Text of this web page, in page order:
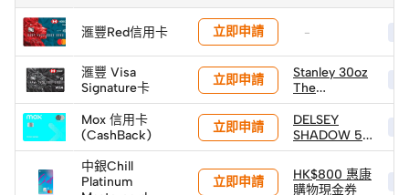
滙豐Red信用卡 立即申請 -
滙豐 Visa
Signature卡
立即申請
Stanley 30oz
The
Quencher
H2.0
Flowstate™
吸管杯 (價值
HK$315)
Mox 信用卡
(CashBack)
立即申請
DELSEY
SHADOW 5.0
75 CM 可擴
展行李箱 (建
議零售價:
中銀Chill
Platinum
立即申請
HK$800 惠康
購物現金券